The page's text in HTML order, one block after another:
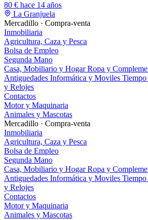
80 € hace 14 años
La Granjuela
Mercadillo · Compra-venta
Inmobiliaria
Agricultura, Caza y Pesca
Bolsa de Empleo
Segunda Mano
Casa, Mobiliario y HogarRopa y
Antiguedades Informática y Moviles
y Relojes
Contactos
Motor y Maquinaria
Animales y Mascotas
Mercadillo · Compra-venta
Inmobiliaria
Agricultura, Caza y Pesca
Bolsa de Empleo
Segunda Mano
Casa, Mobiliario y HogarRopa y
Antiguedades Informática y Moviles
y Relojes
Contactos
Motor y Maquinaria
Animales y Mascotas